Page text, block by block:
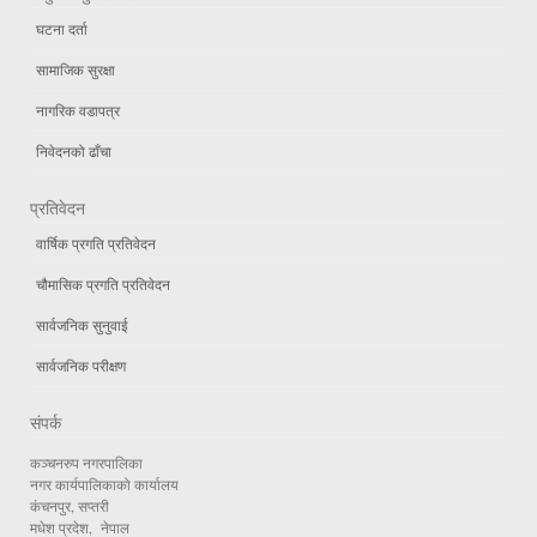
घटना दर्ता
सामाजिक सुरक्षा
नागरिक वडापत्र
निवेदनको ढाँचा
प्रतिवेदन
वार्षिक प्रगति प्रतिवेदन
चौमासिक प्रगति प्रतिवेदन
सार्वजनिक सुनुवाई
सार्वजनिक परीक्षण
संपर्क
कञ्चनरुप नगरपालिका
नगर कार्यपालिकाको कार्यालय
कंचनपुर, सप्तरी
मधेश प्रदेश, नेपाल